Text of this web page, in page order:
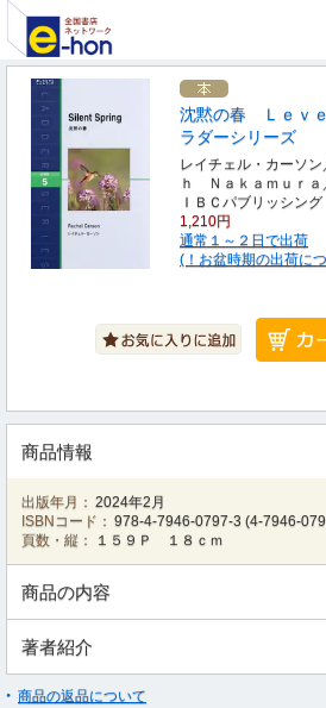
沈黙の春 Ｌｅｖ
ラダーシリーズ
レイチェル・カーソ
ｈ Ｎａｋａｍｕｒａ
ＩＢＣパブリッシング
1,210円
通常１～２日で出荷
(！お盆時期の出荷に
商品情報
出版年月： 2024年2月
ISBNコード： 978-4-7946-0797-3 (4-7946-
頁数・縦：
１５９Ｐ １８ｃｍ
商品の内容
著者紹介
商品の返品について